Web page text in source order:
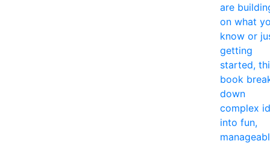
are
on what
know or
getting
started,
book
down
complex
into fun,